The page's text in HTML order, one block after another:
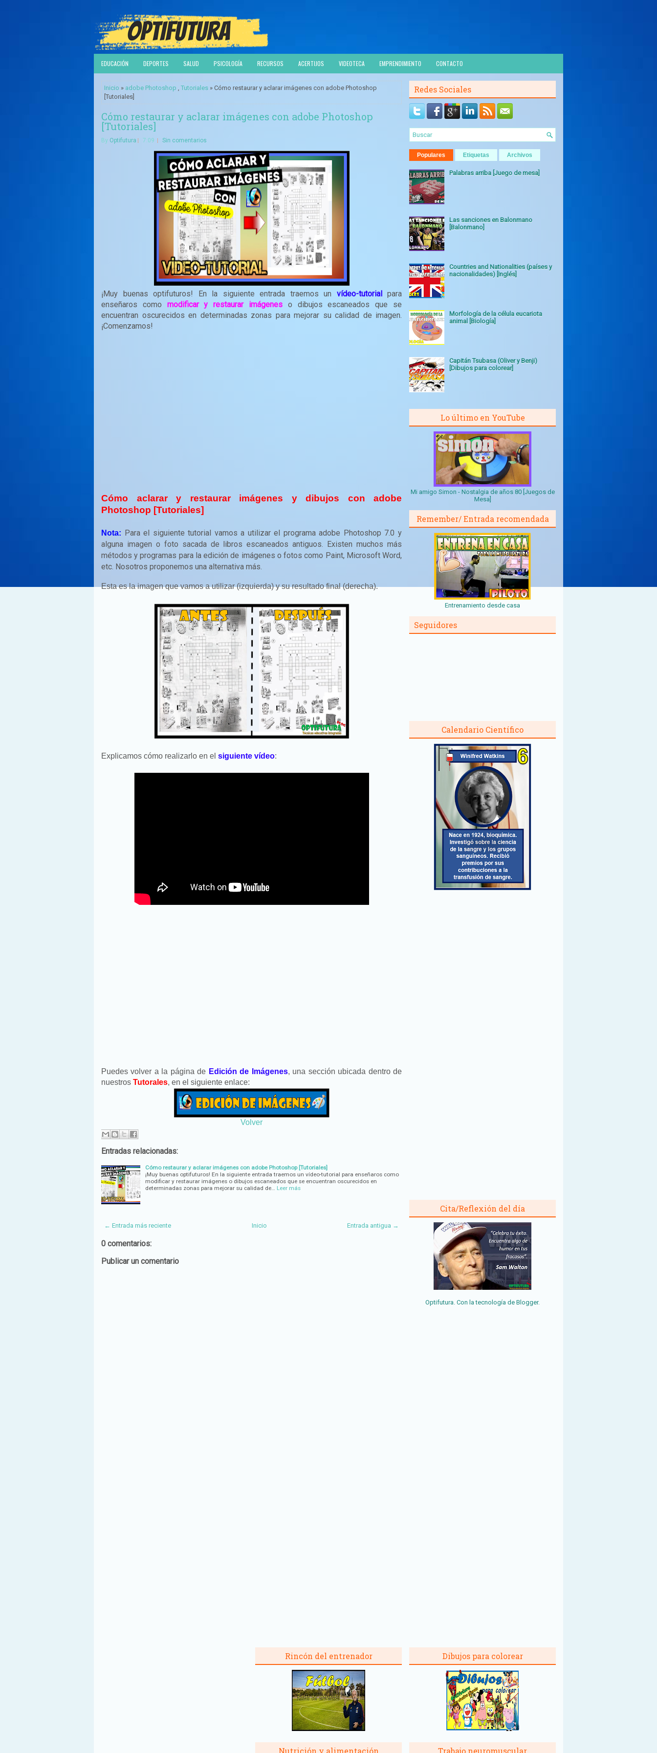
EDUCACIÓN DEPORTES SALUD PSICOLOGÍA RECURSOS ACERTIJOS VIDEOTECA EMPRENDIMIENTO CONTACTO
Inicio » adobe Photoshop , Tutoriales » Cómo restaurar y aclarar imágenes con adobe Photoshop
[Tutoriales]
Cómo restaurar y aclarar imágenes con adobe Photoshop
[Tutoriales]
By Optifutura 7:09 Sin comentarios
¡Muy buenas optifuturos! En la siguiente entrada traemos un vídeo-tutorialpara
enseñaros como modificar y restaurar imágenes o dibujos escaneados que se
encuentran oscurecidos en determinadas zonas para mejorar su calidad de imagen.
¡Comenzamos!
Cómo aclarar y restaurar imágenes y dibujos con adobe
Photoshop [Tutoriales]
Nota: Para el siguiente tutorial vamos a utilizar el programa adobe Photoshop 7.0 y
alguna imagen o foto sacada de libros escaneados antiguos. Existen muchos más
métodos y programas para la edición de imágenes o fotos como Paint, Microsoft Word,
etc. Nosotros proponemos una alternativa más.
Esta es la imagen que vamos a utilizar (izquierda) y su resultado final (derecha).
Explicamos cómo realizarlo en el siguiente vídeo:
Puedes volver a la página de Edición de Imágenes, una sección ubicada dentro de
nuestros Tutorales, en el siguiente enlace:
Volver
Entradas relacionadas:
Cómo restaurar y aclarar imágenes con adobe Photoshop [Tutoriales]
¡Muy buenas optifuturos! En la siguiente entrada traemos un vídeo-tutorial para enseñaros como
modificar y restaurar imágenes o dibujos escaneados que se encuentran oscurecidos en
determinadas zonas para mejorar su calidad de…
Leer más
← Entrada más reciente Entrada antigua →
Inicio
0 comentarios:
Publicar un comentario
Redes Sociales
Populares Etiquetas Archivos
Palabras arriba [Juego de mesa]
Las sanciones en Balonmano
[Balonmano]
Countries and Nationalities (países y
nacionalidades) [Inglés]
Morfología de la célula eucariota
animal [Biología]
Capitán Tsubasa (Oliver y Benji)
[Dibujos para colorear]
Lo último en YouTube
Mi amigo Simon - Nostalgia de años 80 [Juegos de
Mesa]
Remember/ Entrada recomendada
Entrenamiento desde casa
Seguidores
Calendario Científico
Cita/Reflexión del día
Optifutura. Con la tecnología de Blogger.
Rincón del entrenador
Nutrición y alimentación
Dibujos para colorear
Trabajo neuromuscular